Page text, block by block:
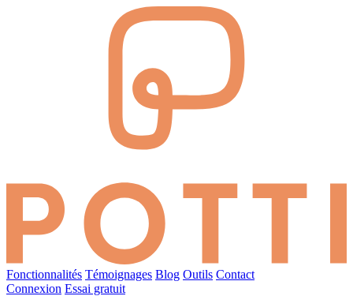
Fonctionnalités Témoignages Blog Outils Contact
Connexion Essai gratuit